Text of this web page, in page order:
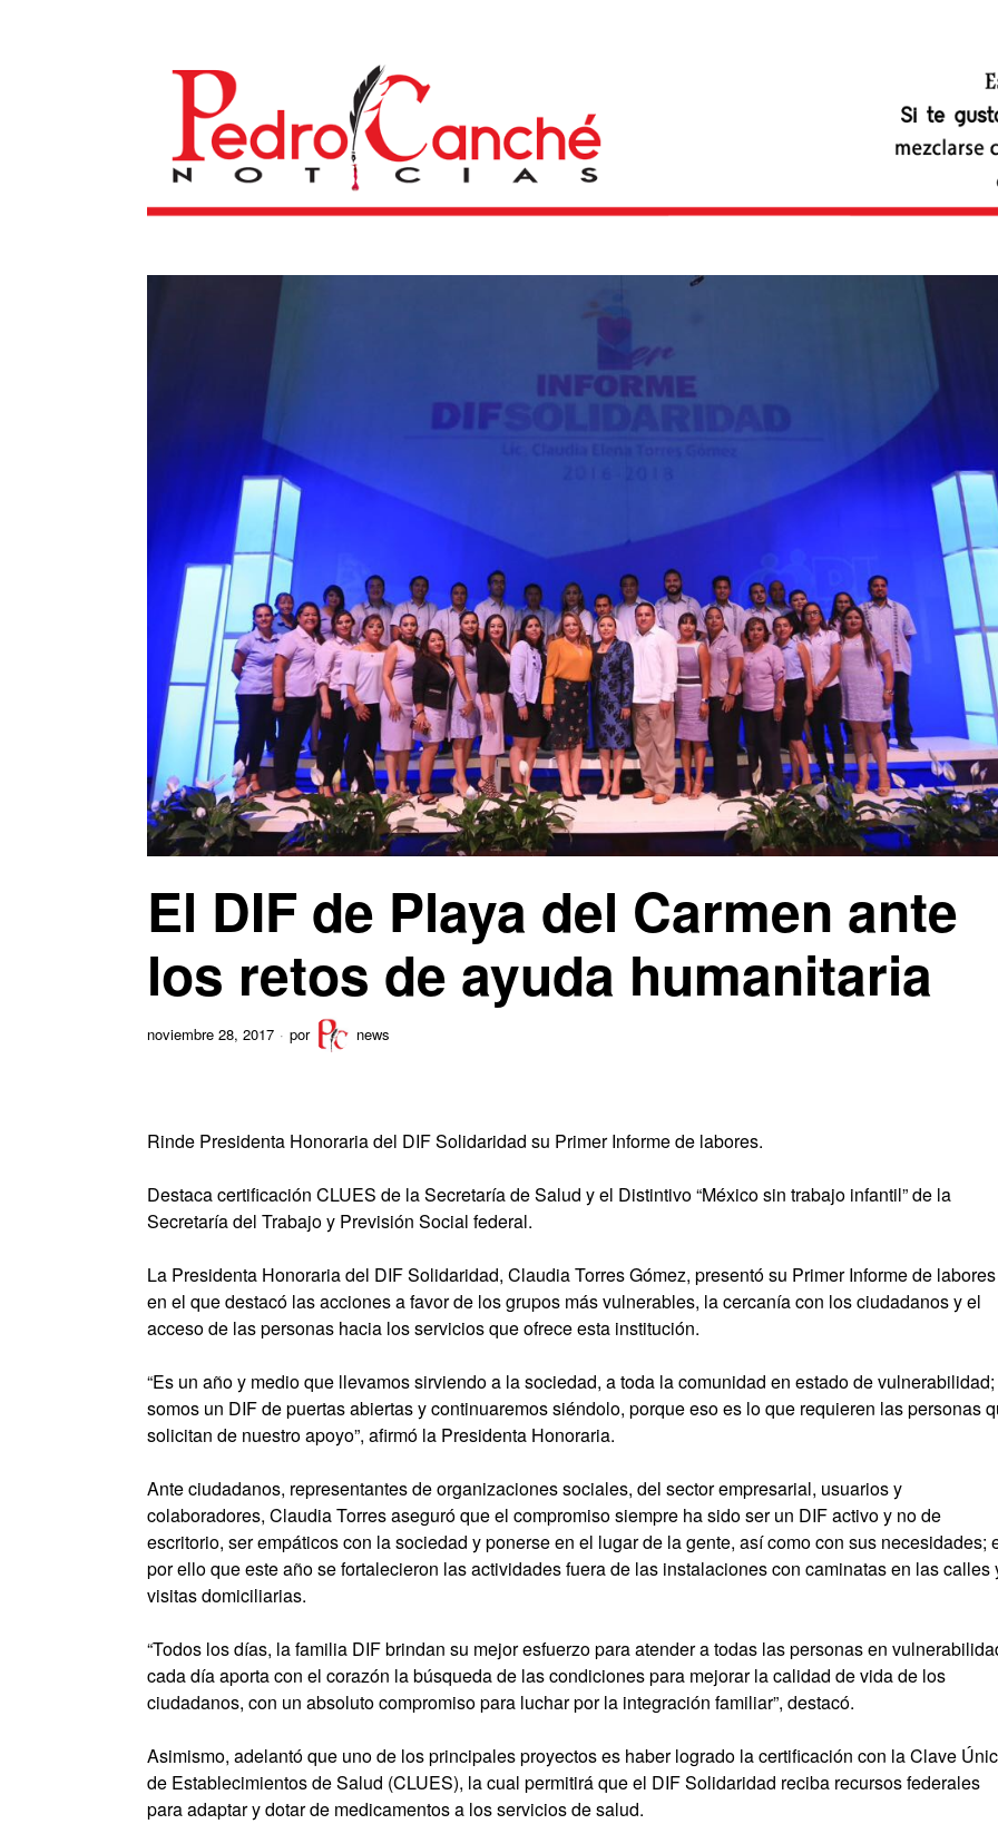
El DIF de Playa del Carmen ante
los retos de ayuda humanitaria
noviembre 28, 2017 por news
Rinde Presidenta Honoraria del DIF Solidaridad su Primer Informe de labores.
Destaca certificación CLUES de la Secretaría de Salud y el Distintivo “México sin trabajo infantil” de la
Secretaría del Trabajo y Previsión Social federal.
La Presidenta Honoraria del DIF Solidaridad, Claudia Torres Gómez, presentó su Primer Informe de labores
en el que destacó las acciones a favor de los grupos más vulnerables, la cercanía con los ciudadanos y el
acceso de las personas hacia los servicios que ofrece esta institución.
“Es un año y medio que llevamos sirviendo a la sociedad, a toda la comunidad en estado de vulnerabilidad;
somos un DIF de puertas abiertas y continuaremos siéndolo, porque eso es lo que requieren las personas
solicitan de nuestro apoyo”, afirmó la Presidenta Honoraria.
Ante ciudadanos, representantes de organizaciones sociales, del sector empresarial, usuarios y
colaboradores, Claudia Torres aseguró que el compromiso siempre ha sido ser un DIF activo y no de
escritorio, ser empáticos con la sociedad y ponerse en el lugar de la gente, así como con sus necesidades;
por ello que este año se fortalecieron las actividades fuera de las instalaciones con caminatas en las calles
visitas domiciliarias.
“Todos los días, la familia DIF brindan su mejor esfuerzo para atender a todas las personas en
cada día aporta con el corazón la búsqueda de las condiciones para mejorar la calidad de vida de los
ciudadanos, con un absoluto compromiso para luchar por la integración familiar”, destacó.
Asimismo, adelantó que uno de los principales proyectos es haber logrado la certificación con la Clave
de Establecimientos de Salud (CLUES), la cual permitirá que el DIF Solidaridad reciba recursos federales
para adaptar y dotar de medicamentos a los servicios de salud.